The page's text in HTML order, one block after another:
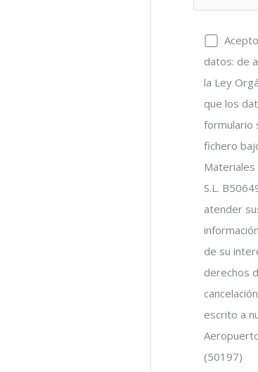
datos: de
la Ley
que los
formulario
fichero
Materiales
S.L.
atender
de su
derechos
escrito a
(50197)